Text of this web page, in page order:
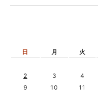
日
月 火
2
3 4
9
10 11